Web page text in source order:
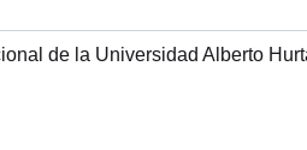
de la Universidad Alberto